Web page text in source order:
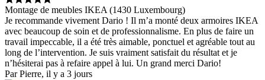
Montage de meubles IKEA (1430 Luxembourg)
Je recommande vivement Dario ! Il m’a monté deux armoires IKEA
avec beaucoup de soin et de professionnalisme. En plus de faire un
travail impeccable, il a été très aimable, ponctuel et agréable tout au
long de l’intervention. Je suis vraiment satisfait du résultat et je
n’hésiterai pas à refaire appel à lui. Un grand merci Dario!
Par Pierre, il y a 3 jours